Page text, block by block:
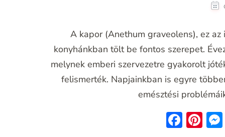
A kapor (Anethum graveolens), ez
konyhánkban tölt be fontos szerepet.
melynek emberi szervezetre gyakorolt
felismerték. Napjainkban is egyre
emésztési